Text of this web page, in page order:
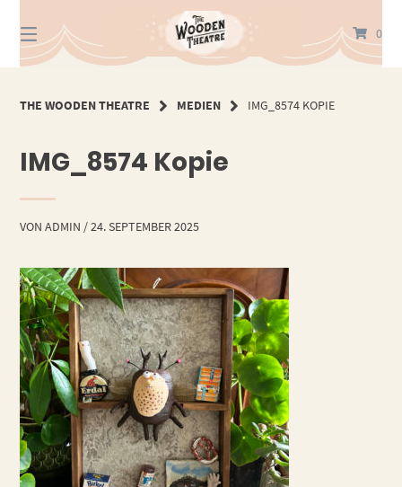
zum
Inhalt
0
THE WOODEN THEATRE MEDIEN IMG_8574 KOPIE
IMG_8574 Kopie
VONADMIN /24. SEPTEMBER 2025